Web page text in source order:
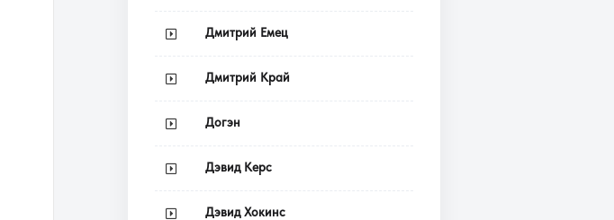
Дмитрий Емец
Дмитрий Край
Догэн
Дэвид Керс
Дэвид Хокинс